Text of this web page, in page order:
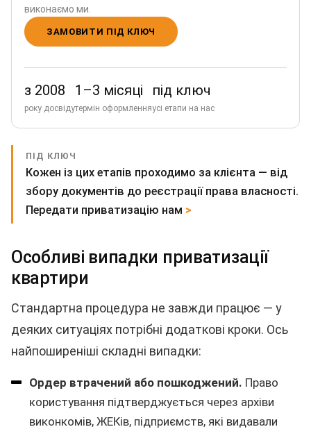
виконаємо ми.
ЗАМОВИТИ ПІД КЛЮЧ
з 2008
року досвіду
1–3 місяці
термін оформлення
під ключ
усі етапи на нас
ПІД КЛЮЧ
Кожен із цих етапів проходимо за клієнта — від
збору документів до реєстрації права власності.
Передати приватизацію нам >
Особливі випадки приватизації
квартири
Стандартна процедура не завжди працює — у
деяких ситуаціях потрібні додаткові кроки. Ось
найпоширеніші складні випадки:
Ордер втрачений або пошкоджений. Право
користування підтверджується через архіви
виконкомів, ЖЕКів, підприємств, які видавали